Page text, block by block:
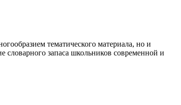
тематического материала, но и
запаса школьников современной и